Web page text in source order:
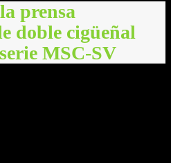
prensa
doble cigüeñal
MSC‑SV